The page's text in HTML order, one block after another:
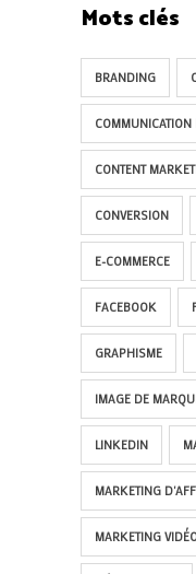
Mots clés
BRANDING
COMMUNICATION
CONTENT
CONVERSION
E-COMMERCE
FACEBOOK
GRAPHISME
IMAGE DE
LINKEDIN
MARKETING
MARKETING